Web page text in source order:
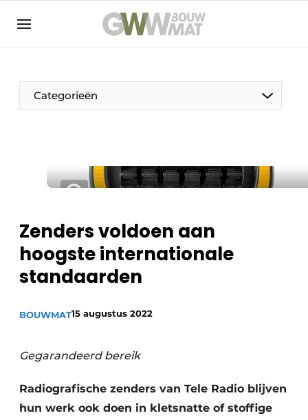
NL EN
Categorieën
Zenders voldoen aan
hoogste internationale
standaarden
BOUWMAT15 augustus 2022
Gegarandeerd bereik
Radiografische zenders van Tele Radio blijven
hun werk ook doen in kletsnatte of stoffige